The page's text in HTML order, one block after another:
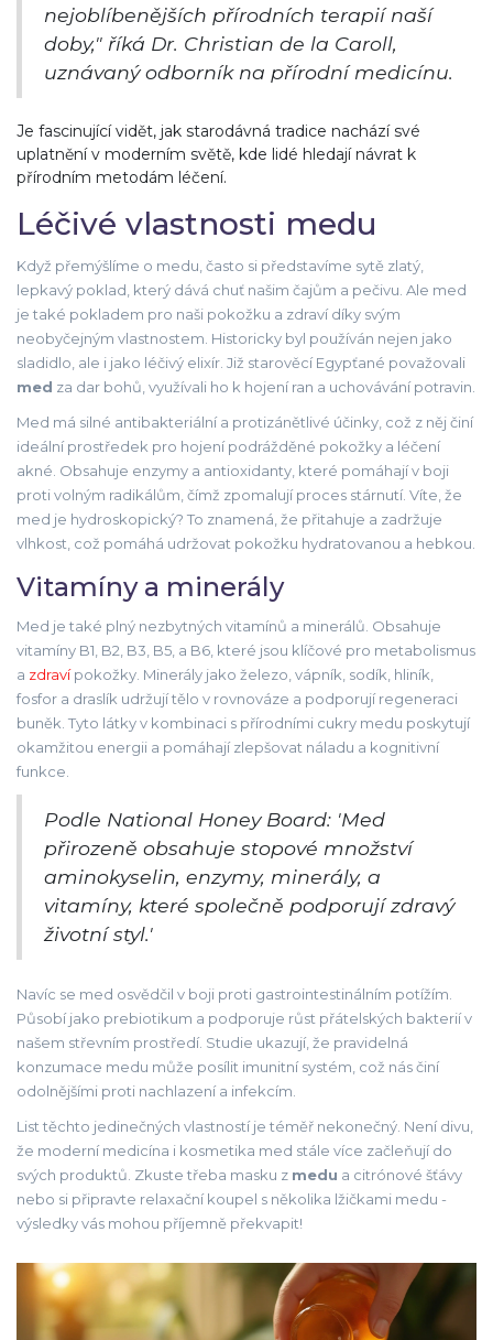
nejoblíbenějších přírodních terapií naší
doby," říká Dr. Christian de la Caroll,
uznávaný odborník na přírodní medicínu.
Je fascinující vidět, jak starodávná tradice nachází své
uplatnění v moderním světě, kde lidé hledají návrat k
přírodním metodám léčení.
Léčivé vlastnosti medu
Když přemýšlíme o medu, často si představíme sytě zlatý,
lepkavý poklad, který dává chuť našim čajům a pečivu. Ale med
je také pokladem pro naši pokožku a zdraví díky svým
neobyčejným vlastnostem. Historicky byl používán nejen jako
sladidlo, ale i jako léčivý elixír. Již starověcí Egypťané považovali
med za dar bohů, využívali ho k hojení ran a uchovávání potravin.
Med má silné antibakteriální a protizánětlivé účinky, což z něj činí
ideální prostředek pro hojení podrážděné pokožky a léčení
akné. Obsahuje enzymy a antioxidanty, které pomáhají v boji
proti volným radikálům, čímž zpomalují proces stárnutí. Víte, že
med je hydroskopický? To znamená, že přitahuje a zadržuje
vlhkost, což pomáhá udržovat pokožku hydratovanou a hebkou.
Vitamíny a minerály
Med je také plný nezbytných vitamínů a minerálů. Obsahuje
vitamíny B1, B2, B3, B5, a B6, které jsou klíčové pro metabolismus
a zdravípokožky. Minerály jako železo, vápník, sodík, hliník,
fosfor a draslík udržují tělo v rovnováze a podporují regeneraci
buněk. Tyto látky v kombinaci s přírodními cukry medu poskytují
okamžitou energii a pomáhají zlepšovat náladu a kognitivní
funkce.
Podle National Honey Board: 'Med
přirozeně obsahuje stopové množství
aminokyselin, enzymy, minerály, a
vitamíny, které společně podporují zdravý
životní styl.'
Navíc se med osvědčil v boji proti gastrointestinálním potížím.
Působí jako prebiotikum a podporuje růst přátelských bakterií v
našem střevním prostředí. Studie ukazují, že pravidelná
konzumace medu může posílit imunitní systém, což nás činí
odolnějšími proti nachlazení a infekcím.
List těchto jedinečných vlastností je téměř nekonečný. Není divu,
že moderní medicína i kosmetika med stále více začleňují do
svých produktů. Zkuste třeba masku z medu a citrónové šťávy
nebo si připravte relaxační koupel s několika lžičkami medu -
výsledky vás mohou příjemně překvapit!